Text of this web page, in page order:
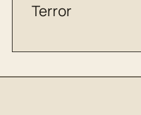
Terror